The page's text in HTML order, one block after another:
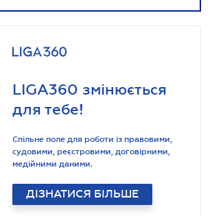
LIGA360 змінюється
для тебе!
Спільне поле для роботи із правовими,
судовими, реєстровими, договірними,
медійними даними.
ДІЗНАТИСЯ БІЛЬШЕ